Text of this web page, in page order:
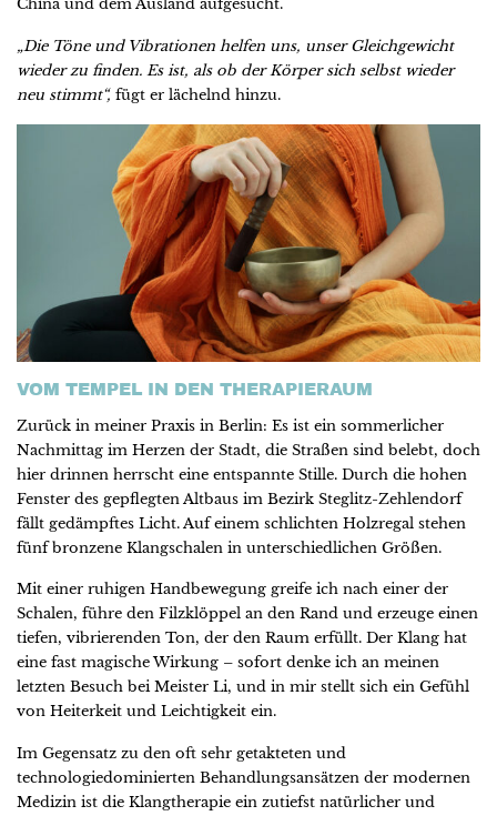
China und dem Ausland aufgesucht.
„Die Töne und Vibrationen helfen uns, unser Gleichgewicht
wieder zu finden. Es ist, als ob der Körper sich selbst wieder
neu stimmt“, fügt er lächelnd hinzu.
VOM TEMPEL IN DEN THERAPIERAUM
Zurück in meiner Praxis in Berlin: Es ist ein sommerlicher
Nachmittag im Herzen der Stadt, die Straßen sind belebt, doch
hier drinnen herrscht eine entspannte Stille. Durch die hohen
Fenster des gepflegten Altbaus im Bezirk Steglitz-Zehlendorf
fällt gedämpftes Licht. Auf einem schlichten Holzregal stehen
fünf bronzene Klangschalen in unterschiedlichen Größen.
Mit einer ruhigen Handbewegung greife ich nach einer der
Schalen, führe den Filzklöppel an den Rand und erzeuge einen
tiefen, vibrierenden Ton, der den Raum erfüllt. Der Klang hat
eine fast magische Wirkung – sofort denke ich an meinen
letzten Besuch bei Meister Li, und in mir stellt sich ein Gefühl
von Heiterkeit und Leichtigkeit ein.
Im Gegensatz zu den oft sehr getakteten und
technologiedominierten Behandlungsansätzen der modernen
Medizin ist die Klangtherapie ein zutiefst natürlicher und